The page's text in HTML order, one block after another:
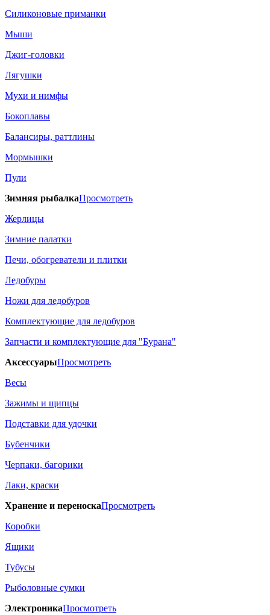
Силиконовые приманки
Мыши
Джиг-головки
Лягушки
Мухи и нимфы
Бокоплавы
Балансиры, раттлины
Мормышки
Пули
Зимняя рыбалкаПросмотреть
Жерлицы
Зимние палатки
Печи, обогреватели и плитки
Ледобуры
Ножи для ледобуров
Комплектующие для ледобуров
Запчасти и комплектующие для "Бурана"
АксессуарыПросмотреть
Весы
Зажимы и щипцы
Подставки для удочки
Бубенчики
Черпаки, багорики
Лаки, краски
Хранение и переноскаПросмотреть
Коробки
Ящики
Тубусы
Рыболовные сумки
ЭлектроникаПросмотреть